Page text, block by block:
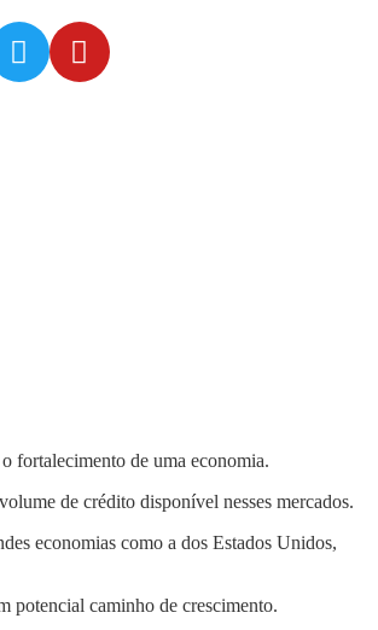
fortalecimento de uma economia.
de crédito disponível nesses mercados.
economias como a dos Estados Unidos,
potencial caminho de crescimento.